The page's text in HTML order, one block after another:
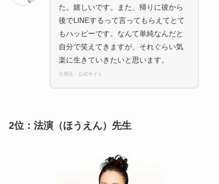
た。嬉しいです。また、帰りに彼から
後でLINEするって言ってもらえてとて
もハッピーです。なんて単純なんだと
自分で笑えてきますが、それぐらい気
楽に生きていきたいと思います。
引用元：公式サイト
2位：法演（ほうえん）先生